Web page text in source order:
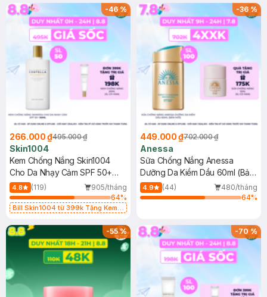
(SL có hạn)
-46%
266.000 ₫495.000 ₫
Skin1004
Kem Chống Nắng Skin1004
Cho Da Nhạy Cảm SPF 50+
50ml
4.8 (119)
905/tháng
64%
Bill Skin1004 từ 399k Tặng Kem
SPF 50+ 20ml (SL Có Hạn)
-36%
449.000 ₫702.000 ₫
Anessa
Sữa Chống Nắng Anessa
Dưỡng Da Kiềm Dầu 60ml (Bản
Mới)
4.9 (44)
480/tháng
64%
-55% -70%